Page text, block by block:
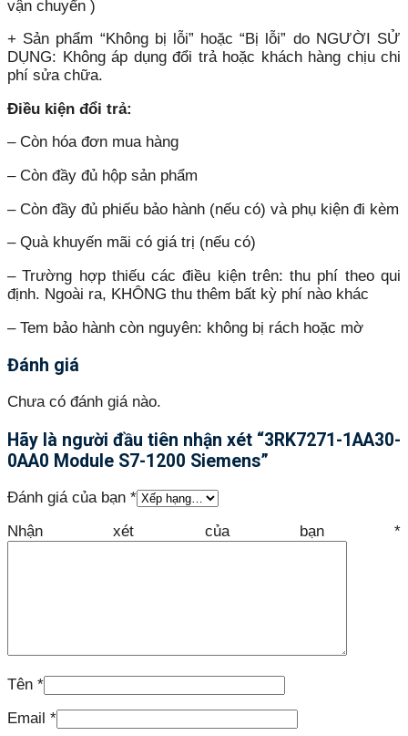
vận chuyển )
+ Sản phẩm “Không bị lỗi” hoặc “Bị lỗi” do NGƯỜI SỬ
DỤNG: Không áp dụng đổi trả hoặc khách hàng chịu chi
phí sửa chữa.
Điều kiện đổi trả:
– Còn hóa đơn mua hàng
– Còn đầy đủ hộp sản phẩm
– Còn đầy đủ phiếu bảo hành (nếu có) và phụ kiện đi kèm
– Quà khuyến mãi có giá trị (nếu có)
– Trường hợp thiếu các điều kiện trên: thu phí theo qui
định. Ngoài ra, KHÔNG thu thêm bất kỳ phí nào khác
– Tem bảo hành còn nguyên: không bị rách hoặc mờ
Đánh giá
Chưa có đánh giá nào.
Hãy là người đầu tiên nhận xét “3RK7271-1AA30-
0AA0 Module S7-1200 Siemens”
Đánh giá của bạn *
Nhận xét của bạn *
Tên *
Email *